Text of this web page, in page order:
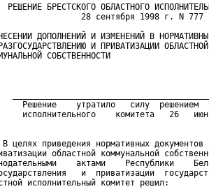
РЕШЕНИЕ БРЕСТСКОГО ОБЛАСТНОГО
28 сентября 1998 г. N 777
ДОПОЛНЕНИЙ И ИЗМЕНЕНИЙ В
И ПРИВАТИЗАЦИИ ОБЛАСТНОЙ
СОБСТВЕННОСТИ
Решение    утратило   силу  решением
исполнительного    комитета   26
В целях приведения нормативных документов
областной коммунальной
актами    Республики
и  приватизации
исполнительный комитет решил: